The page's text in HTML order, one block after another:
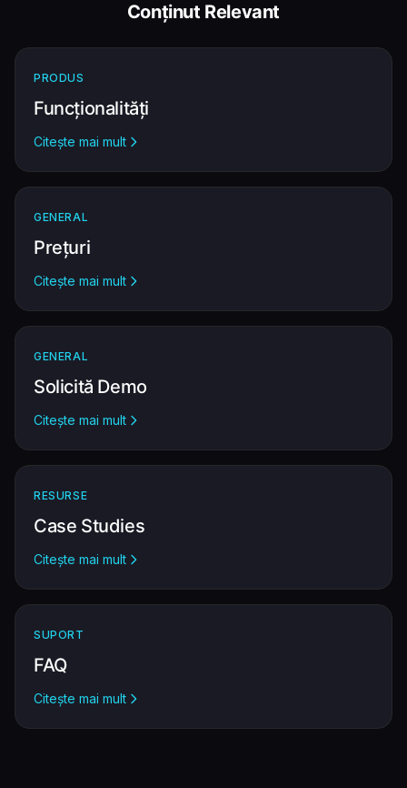
Conținut Relevant
PRODUS
Funcționalități
Citește mai mult
GENERAL
Prețuri
Citește mai mult
GENERAL
Solicită Demo
Citește mai mult
RESURSE
Case Studies
Citește mai mult
SUPORT
FAQ
Citește mai mult